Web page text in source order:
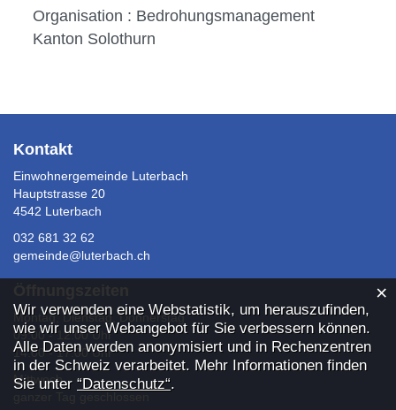
Organisation : Bedrohungsmanagement
Kanton Solothurn
Kontakt
Einwohnergemeinde Luterbach
Hauptstrasse 20
4542 Luterbach
032 681 32 62
gemeinde@luterbach.ch
Montag, Dienstag, Donnerstag
09:00 - 12:00 Uhr
14:00 - 17:00 Uhr
Mittwoch
ganzer Tag geschlossen
Webstatistik
Wir verwenden eine Webstatistik, um herauszufinden,
wie wir unser Webangebot für Sie verbessern können.
Alle Daten werden anonymisiert und in Rechenzentren
in der Schweiz verarbeitet. Mehr Informationen finden
Sie unter “Datenschutz“.
×